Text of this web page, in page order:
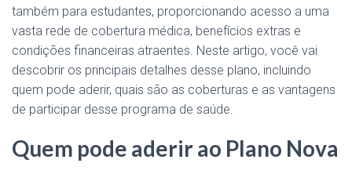
também para estudantes, proporcionando acesso a uma
vasta rede de cobertura médica, benefícios extras e
condições financeiras atraentes. Neste artigo, você vai
descobrir os principais detalhes desse plano, incluindo
quem pode aderir, quais são as coberturas e as vantagens
de participar desse programa de saúde.
Quem pode aderir ao Plano Nova